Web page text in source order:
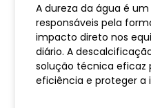
A dureza da água é
responsáveis pela
impacto direto nos
diário. A
solução técnica eficaz
eficiência e proteger a